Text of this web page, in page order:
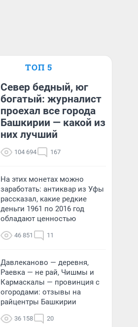
ТОП 5
Север бедный, юг
богатый: журналист
проехал все города
Башкирии — какой из
них лучший
104 694 167
На этих монетах можно
заработать: антиквар из Уфы
рассказал, какие редкие
деньги 1961 по 2016 год
обладают ценностью
46 851 11
Давлеканово — деревня,
Раевка — не рай, Чишмы и
Кармаскалы — провинция с
огородами: отзывы на
райцентры Башкирии
36 158 20